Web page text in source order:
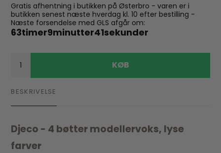
Gratis afhentning i butikken på Østerbro - varen er i
butikken senest næste hverdag kl. 10 efter bestilling -
Næste forsendelse med GLS afgår om:
63timer9minutter40sekunder
KØB
BESKRIVELSE
Djeco - 4 bøtter modellervoks, lyse
farver